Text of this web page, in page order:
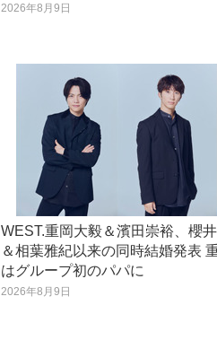
2026年8月9日
WEST.重岡大毅＆濱田崇裕、櫻
＆相葉雅紀以来の同時結婚発表
はグループ初のパパに
2026年8月9日